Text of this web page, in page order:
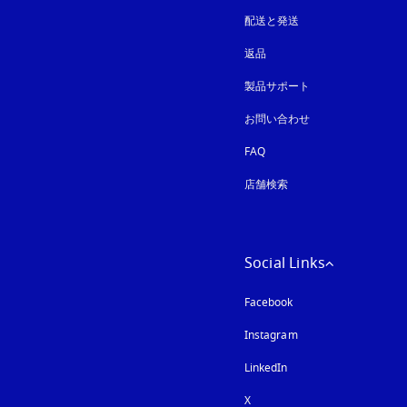
配送と発送
返品
製品サポート
お問い合わせ
FAQ
店舗検索
Social Links
Facebook
Instagram新しいタブに表示され
LinkedIn
X